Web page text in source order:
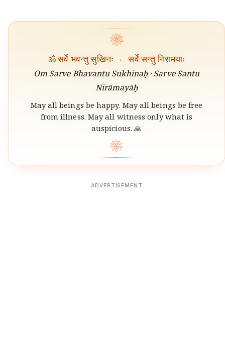
❀
ॐ सर्वे भवन्तु सुखिनः · सर्वे सन्तु निरामयाः
Om Sarve Bhavantu Sukhinaḥ · Sarve Santu
Nirāmayāḥ
May all beings be happy. May all beings be free
from illness. May all witness only what is
auspicious. 🙏
❀
ADVERTISEMENT